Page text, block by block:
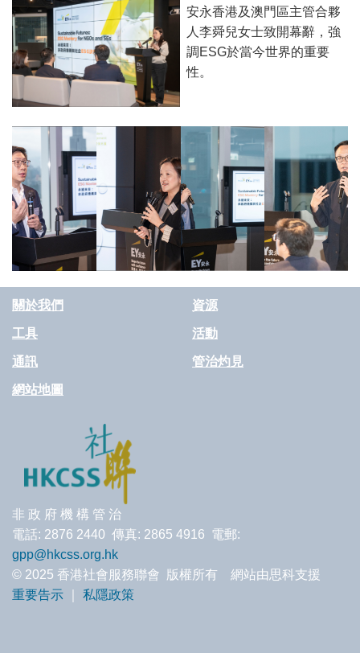
安永香港及澳門區主管合夥
人李舜兒女士致開幕辭，強
調ESG於當今世界的重要
性。
關於我們 資源
工具 活動
通訊 管治灼見
網站地圖
非 政 府 機 構 管 治
電話: 2876 2440 傳真: 2865 4916 電郵:
gpp@hkcss.org.hk
© 2025 香港社會服務聯會 版權所有 網站由思科支援
重要告示
私隱政策